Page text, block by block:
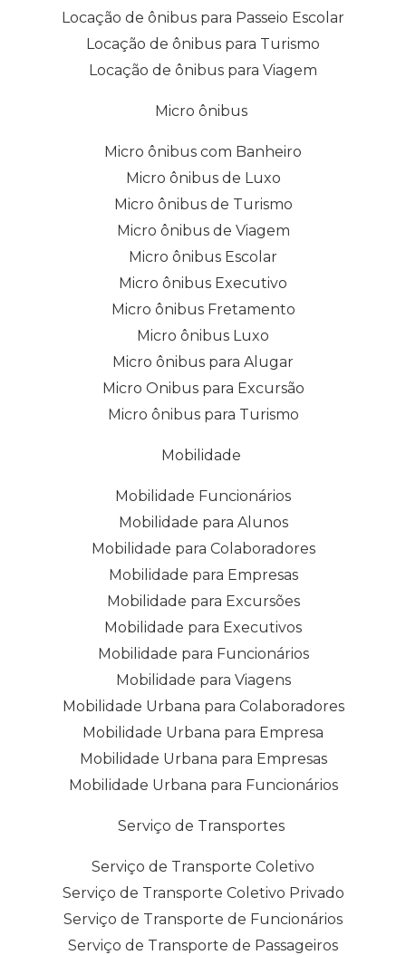
Locação de ônibus para Passeio Escolar
Locação de ônibus para Turismo
Locação de ônibus para Viagem
Micro ônibus
Micro ônibus com Banheiro
Micro ônibus de Luxo
Micro ônibus de Turismo
Micro ônibus de Viagem
Micro ônibus Escolar
Micro ônibus Executivo
Micro ônibus Fretamento
Micro ônibus Luxo
Micro ônibus para Alugar
Micro Onibus para Excursão
Micro ônibus para Turismo
Mobilidade
Mobilidade Funcionários
Mobilidade para Alunos
Mobilidade para Colaboradores
Mobilidade para Empresas
Mobilidade para Excursões
Mobilidade para Executivos
Mobilidade para Funcionários
Mobilidade para Viagens
Mobilidade Urbana para Colaboradores
Mobilidade Urbana para Empresa
Mobilidade Urbana para Empresas
Mobilidade Urbana para Funcionários
Serviço de Transportes
Serviço de Transporte Coletivo
Serviço de Transporte Coletivo Privado
Serviço de Transporte de Funcionários
Serviço de Transporte de Passageiros